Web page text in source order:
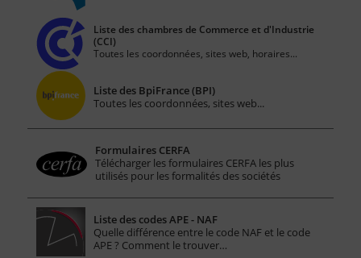
Liste des chambres de Commerce et d'Industrie
(CCI)
Toutes les coordonnées, sites web, horaires...
Liste des BpiFrance (BPI)
Toutes les coordonnées, sites web...
Formulaires CERFA
Télécharger les formulaires CERFA les plus
utilisés pour les formalités des sociétés
Liste des codes APE - NAF
Quelle différence entre le code NAF et le code
APE ? Comment le trouver…